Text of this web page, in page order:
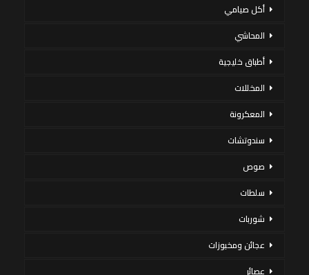
أكل صيامي
المحاشي
أطباق خليجية
المخللات
المعكرونة
سندوتشات
صوص
سلطات
شوربات
عجائن ومخبوزات
عصائر